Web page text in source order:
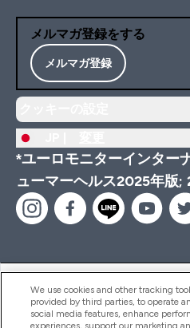
メルマガ登録をする
メルマガ登録
*ユーロモニターインター
ューマーヘルス2025年版
ヘルプ＆ガイド
We use cookies and other tracking
provided by third parties, to operate
social media features, enhance
experiences, support our marketing